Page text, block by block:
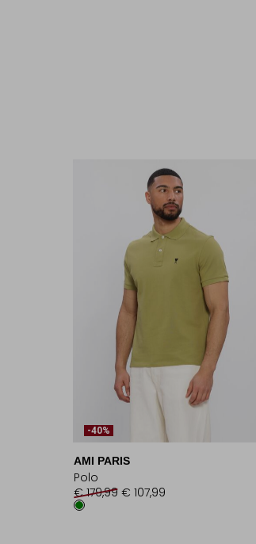
-40%
AMI PARIS
Polo
€ 179,99 € 107,99